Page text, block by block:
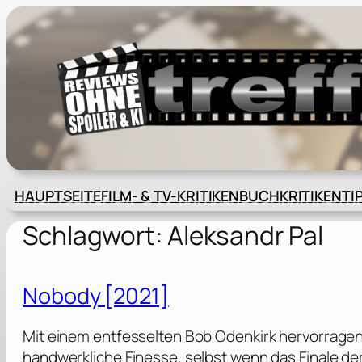
Zum
Inhalt
springen
HAUPTSEITEFILM- & TV-KRITIKENBUCHKRITIKEN
Schlagwort:Aleksandr Pal
Nobody [2021]
Mit einem entfesselten Bob Odenkirk
handwerkliche Finesse, selbst wenn das Finale